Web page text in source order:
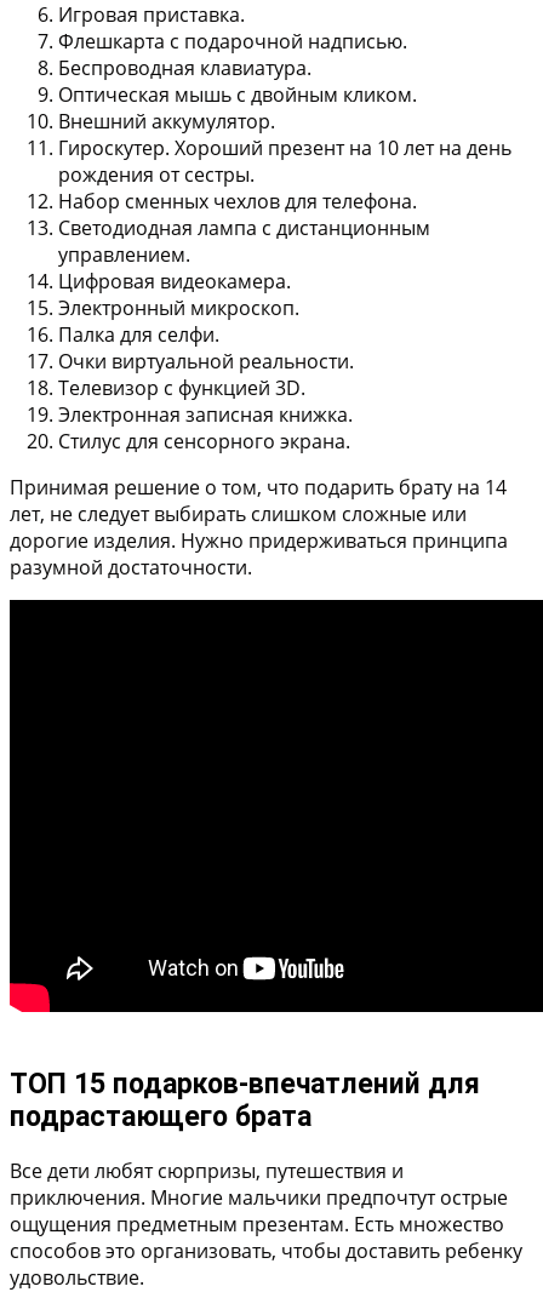
Игровая приставка.
Флешкарта с подарочной надписью.
Беспроводная клавиатура.
Оптическая мышь с двойным кликом.
Внешний аккумулятор.
Гироскутер. Хороший презент на 10 лет на день
рождения от сестры.
Набор сменных чехлов для телефона.
Светодиодная лампа с дистанционным
управлением.
Цифровая видеокамера.
Электронный микроскоп.
Палка для селфи.
Очки виртуальной реальности.
Телевизор с функцией 3D.
Электронная записная книжка.
Стилус для сенсорного экрана.
Принимая решение о том, что подарить брату на 14
лет, не следует выбирать слишком сложные или
дорогие изделия. Нужно придерживаться принципа
разумной достаточности.
ТОП 15 подарков-впечатлений для
подрастающего брата
Все дети любят сюрпризы, путешествия и
приключения. Многие мальчики предпочтут острые
ощущения предметным презентам. Есть множество
способов это организовать, чтобы доставить ребенку
удовольствие.